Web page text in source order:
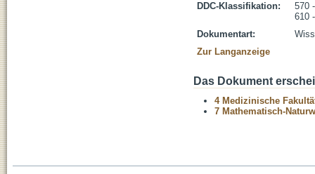
DDC-Klassifikation:
570
610
Dokumentart:
Zur Langanzeige
Das Dokument
4 Medizinische
7 Mathematisch-